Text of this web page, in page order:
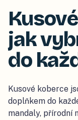
jak
do
Kusové koberce
doplňkem do
mandaly, přírodní